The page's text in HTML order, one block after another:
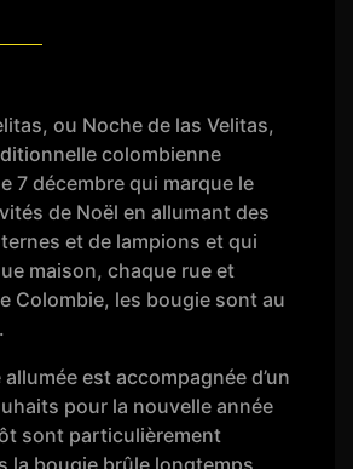
ou Noche de las Velitas,
colombienne
7 décembre qui marque le
de Noël en allumant des
et de lampions et qui
maison, chaque rue et
Colombie, les bougie sont au
est accompagnée d’un
pour la nouvelle année
sont particulièrement